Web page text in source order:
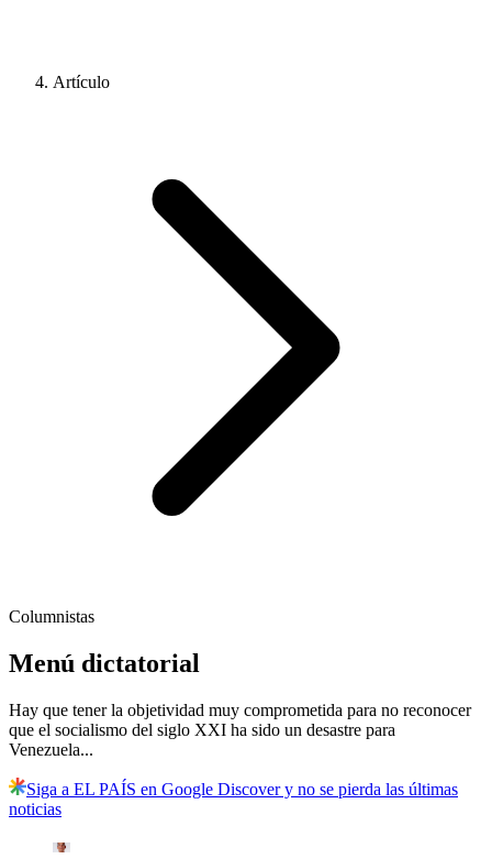
Artículo
Columnistas
Menú dictatorial
Hay que tener la objetividad muy comprometida para no reconocer
que el socialismo del siglo XXI ha sido un desastre para
Venezuela...
Siga a EL PAÍS en Google Discover y no se pierda las últimas
noticias